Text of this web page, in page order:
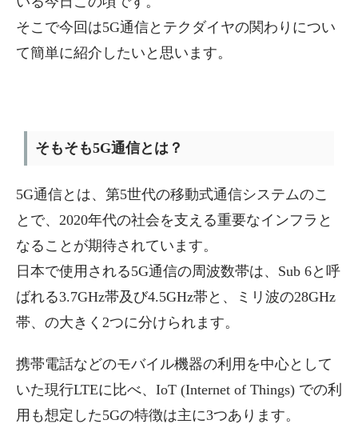
そこで今回は5G通信とテクダイヤの関わりについ
て簡単に紹介したいと思います。
そもそも5G通信とは？
5G通信とは、第5世代の移動式通信システムのこ
とで、2020年代の社会を支える重要なインフラと
なることが期待されています。
日本で使用される5G通信の周波数帯は、Sub 6と呼
ばれる3.7GHz帯及び4.5GHz帯と、ミリ波の28GHz
帯、の大きく2つに分けられます。
携帯電話などのモバイル機器の利用を中心として
いた現行LTEに比べ、IoT (Internet of Things) での利
用も想定した5Gの特徴は主に3つあります。